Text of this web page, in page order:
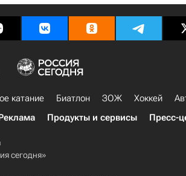
катание Биатлон ЗОЖ Хоккей
Продукты и сервисы Пресс-
сегодня»